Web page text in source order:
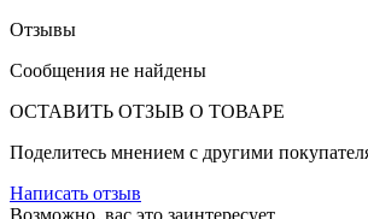
Отзывы
Сообщения не найдены
ОСТАВИТЬ ОТЗЫВ О ТОВАРЕ
Поделитесь мнением с другими
Написать отзыв
Возможно, вас это заинтересует